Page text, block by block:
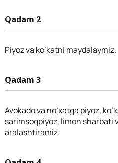
Qadam 2
Piyoz va ko’katni maydalaymiz.
Qadam 3
Avokado va no’xatga piyoz,
sarimsoqpiyoz, limon sharbati
aralashtiramiz.